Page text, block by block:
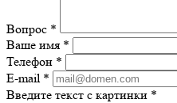
Вопрос *
Ваше имя *
Телефон *
E-mail *
Введите текст с картинки *